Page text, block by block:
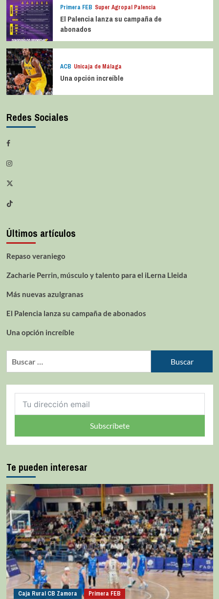
Primera FEB Super Agropal Palencia
El Palencia lanza su campaña de
abonados
ACB Unicaja de Málaga
Una opción increíble
Redes Sociales
Últimos artículos
Repaso veraniego
Zacharie Perrin, músculo y talento para el iLerna Lleida
Más nuevas azulgranas
El Palencia lanza su campaña de abonados
Una opción increíble
Subscríbete
Te pueden interesar
Caja Rural CB Zamora Primera FEB